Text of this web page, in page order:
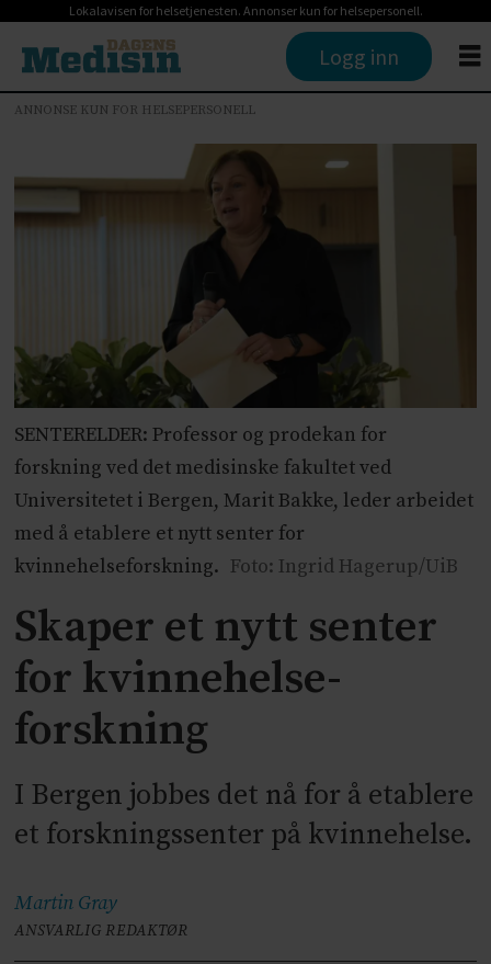
Lokalavisen for helsetjenesten. Annonser kun for helsepersonell.
Logg inn
ANNONSE KUN FOR HELSEPERSONELL
SENTERELDER: Professor og prodekan for
forskning ved det medisinske fakultet ved
Universitetet i Bergen, Marit Bakke, leder arbeidet
med å etablere et nytt senter for
kvinnehelseforskning. Foto: Ingrid Hagerup/UiB
Skaper et nytt senter
for kvinnehelse-
forskning
I Bergen jobbes det nå for å etablere
et forskningssenter på kvinnehelse.
Martin Gray
ANSVARLIG REDAKTØR